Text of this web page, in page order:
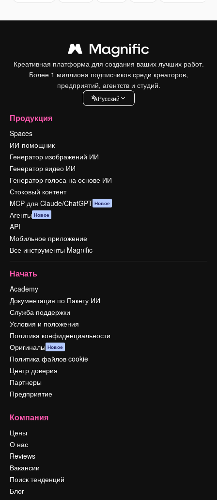
Креативная платформа для создания ваших лучших работ.
Более 1 миллиона подписчиков среди креаторов,
предприятий, агентств и студий.
Pусский
Продукция
Spaces
ИИ-помощник
Генератор изображений ИИ
Генератор видео ИИ
Генератор голоса на основе ИИ
Стоковый контент
MCP для Claude/ChatGPT Новое
Агенты Новое
API
Мобильное приложение
Все инструменты Magnific
Начать
Academy
Документация по Пакету ИИ
Служба поддержки
Условия и положения
Политика конфиденциальности
Оригиналы Новое
Политика файлов cookie
Центр доверия
Партнеры
Предприятие
Компания
Цены
О нас
Reviews
Вакансии
Поиск тенденций
Блог